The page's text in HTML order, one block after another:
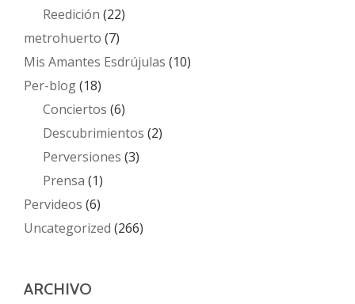
Reedición (22)
metrohuerto (7)
Mis Amantes Esdrújulas (10)
Per-blog(18)
Conciertos (6)
Descubrimientos (2)
Perversiones (3)
Prensa (1)
Pervideos (6)
Uncategorized (266)
ARCHIVO